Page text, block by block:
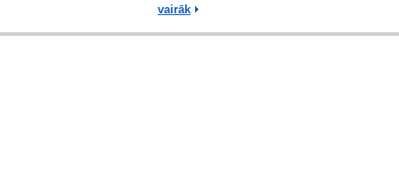
vairāk